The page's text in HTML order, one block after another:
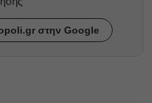
στην Google